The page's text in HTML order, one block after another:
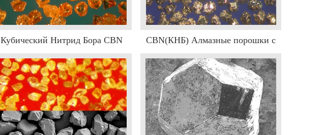
Кубический Нитрид Бора CBN
CBN(КНБ) Алмазные порошки с
покрытием